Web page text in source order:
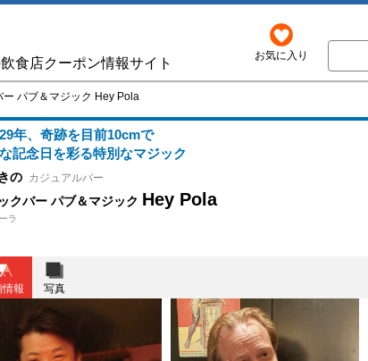
食店クーポン情報サイト お気に入り
ー パブ＆マジック Hey Pola
年、奇跡を目前10cmで
記念日を彩る特別なマジック
の カジュアルバー
クバー パブ＆マジック Hey Pola
ラ
情報 写真